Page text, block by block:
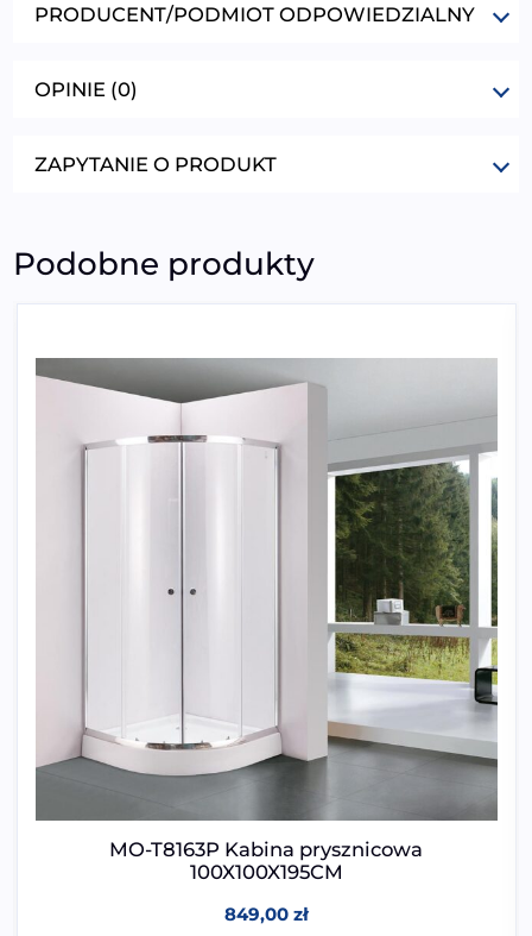
PRODUCENT/PODMIOT ODPOWIEDZIALNY
OPINIE (0)
ZAPYTANIE O PRODUKT
Podobne produkty
MO-T8163P Kabina prysznicowa
100X100X195CM
849,00 zł